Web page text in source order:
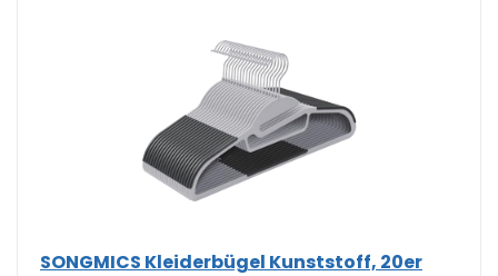
SONGMICS Kleiderbügel Kunststoff, 20er